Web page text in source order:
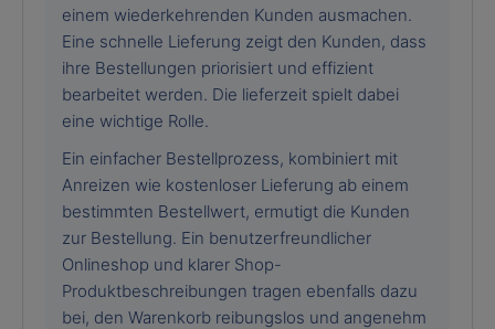
einem wiederkehrenden Kunden ausmachen.
Eine schnelle Lieferung zeigt den Kunden, dass
ihre Bestellungen priorisiert und effizient
bearbeitet werden. Die lieferzeit spielt dabei
eine wichtige Rolle.
Ein einfacher Bestellprozess, kombiniert mit
Anreizen wie kostenloser Lieferung ab einem
bestimmten Bestellwert, ermutigt die Kunden
zur Bestellung. Ein benutzerfreundlicher
Onlineshop und klarer Shop-
Produktbeschreibungen tragen ebenfalls dazu
bei, den Warenkorb reibungslos und angenehm